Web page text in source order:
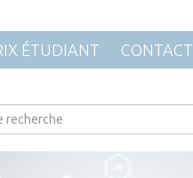
ÉTUDIANT CONTACT